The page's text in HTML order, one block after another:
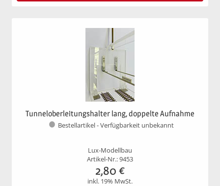
Tunneloberleitungshalter lang, doppelte Aufnahme
Bestellartikel - Verfügbarkeit unbekannt
Lux-Modellbau
Artikel-Nr.: 9453
2,80 €
inkl. 19% MwSt.